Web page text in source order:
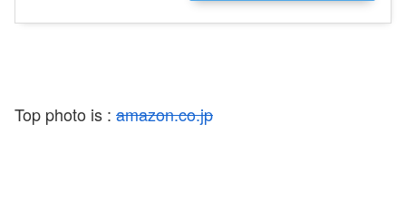
Top photo is : amazon.co.jp